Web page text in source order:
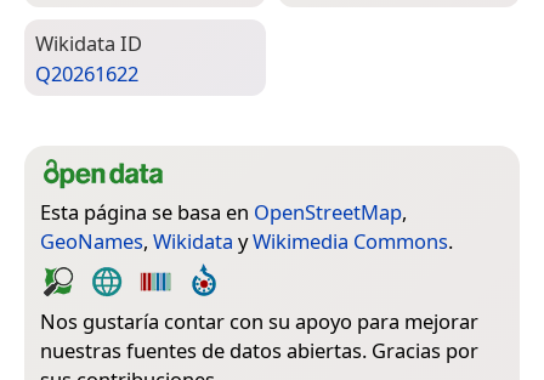
Wiki­data ID
Q20261622
Esta página se basa en OpenStreetMap,
GeoNames, Wikidata yWikimedia Commons.
Nos gustaría contar con su apoyo para mejorar
nuestras fuentes de datos abiertas. Gracias por